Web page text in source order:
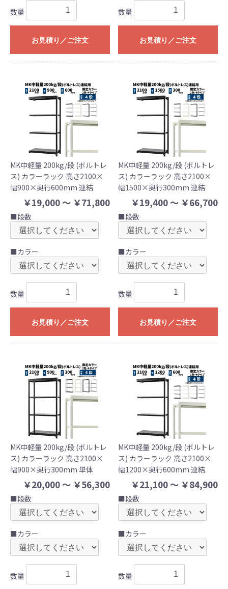
数量
お見積り／ご注文
数量
お見積り／ご注文
MK中軽量 200kg/段 (ボルトレ
ス) カラーラック 高さ2100×
幅900×奥行600mm 連結
￥19,000 ～ ￥71,800
■段数
■カラー
数量
お見積り／ご注文
MK中軽量 200kg/段 (ボルトレ
ス) カラーラック 高さ2100×
幅1500×奥行300mm 連結
￥19,400 ～ ￥66,700
■段数
■カラー
数量
お見積り／ご注文
MK中軽量 200kg/段 (ボルトレ
ス) カラーラック 高さ2100×
幅900×奥行300mm 単体
￥20,000 ～ ￥56,300
■段数
■カラー
数量
MK中軽量 200kg/段 (ボルトレ
ス) カラーラック 高さ2100×
幅1200×奥行600mm 連結
￥21,100 ～ ￥84,900
■段数
■カラー
数量